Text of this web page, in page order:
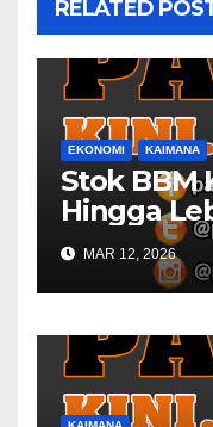
RELATED
EKONOMI KAIMANA
Stok BBM
Hingga
MAR 12, 2026